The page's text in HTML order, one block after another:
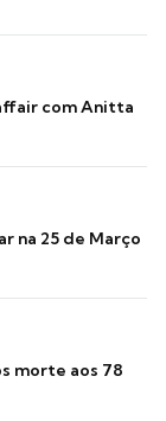
com Anitta
na 25 de Março
morte aos 78